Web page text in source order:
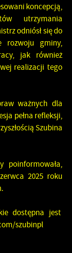
koncepcją,
utrzymania
odniósł się do
rozwoju gminy,
jak również
realizacji tego
ważnych dla
pełna refleksji,
Szubina
poinformowała,
2025 roku
dostępna jest
szubinpl